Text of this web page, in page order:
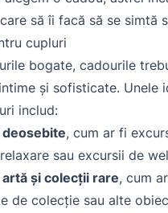
să îi facă să se simtă
cupluri
bogate, cadourile
și sofisticate. Unele
includ:
, cum ar fi
sau excursii de
și colecții rare, cum
de colecție sau alte